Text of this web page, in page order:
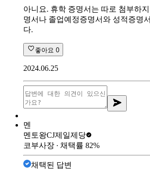
아니요. 휴학 증명서는 따로 첨부하
명서나 졸업예정증명서와 성적증명
다.
좋아요 0
2024.06.25
멘
멘토왕CJ제일제당
코부사장 ∙ 채택률 82%
채택된 답변